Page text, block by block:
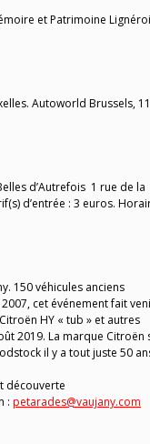
et Patrimoine
Autoworld Brussels, 11
d’Autrefois 1 rue de la
d’entrée : 3 euros.
150 véhicules anciens
cet événement fait
HY « tub » et autres
2019. La marque Citroën
il y a tout juste 50
découverte
: petarades@vaujany.com